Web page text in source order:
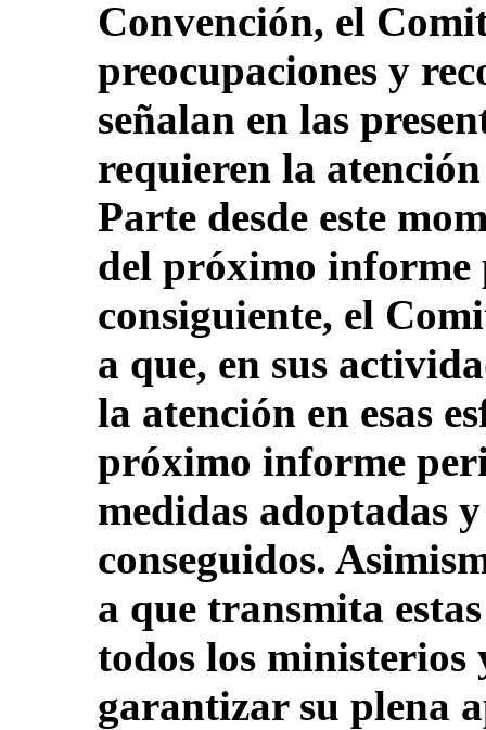
Convención, el
preocupaciones y
señalan en las
requieren la
Parte desde este
del próximo informe
consiguiente, el
a que, en sus
la atención en esas
próximo informe
medidas adoptadas
conseguidos.
a que transmita
todos los
garantizar su plena